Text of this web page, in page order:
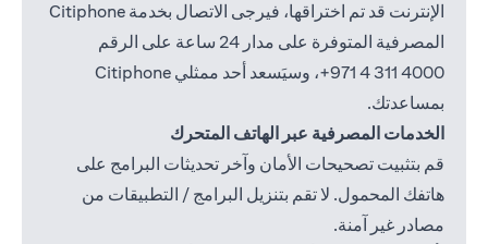
الإنترنت قد تم اختراقها، فيرجى الاتصال بخدمة Citiphone
المصرفية المتوفرة على مدار 24 ساعة على الرقم
4000 311 4 971+
، وسيَسعد أحد ممثلي Citiphone
بمساعدتك.
الخدمات المصرفية عبر الهاتف المتحرك
قم بتثبيت تصحيحات الأمان وآخر تحديثات البرامج على
هاتفك المحمول. لا تقم بتنزيل البرامج / التطبيقات من
مصادر غير آمنة.